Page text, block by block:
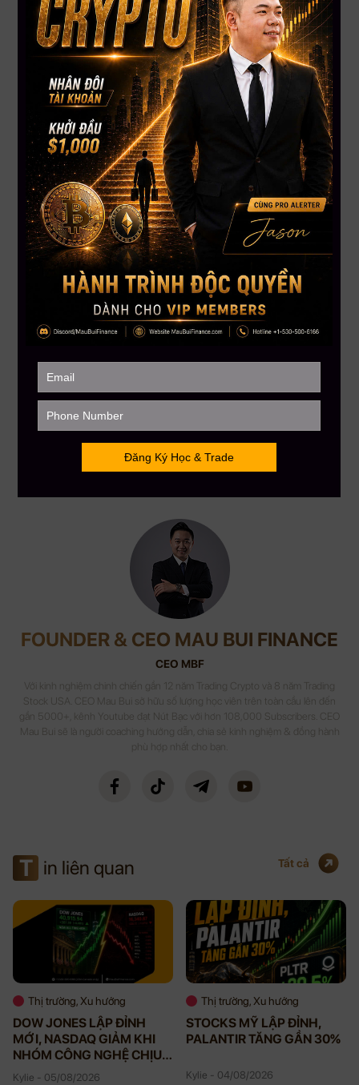
71% nguồn cung đang được nắm giữ bởi nhà đầu tư dài hạn,
yếu tố có thể giúp hạn chế áp lực bán.
5. Pháp ghi nhận nhiều sự cố an ninh liên quan đến
người nắm giữ crypto
Theo báo cáo, khoảng 70% các sự cố an ninh trực tiếp nhắm
vào người nắm giữ crypto xảy ra tại Pháp. Tính từ đầu năm
2026, nước này ghi nhận 41 vụ việc liên quan, làm dấy lên lo
ngại về rủi ro lộ dữ liệu cá nhân từ các nền tảng tập trung. Giới
chuyên gia khuyến nghị nhà đầu tư nên hạn chế công khai
việc sở hữu tài sản số, dùng giải pháp lưu ký an toàn và có
phương án bảo vệ tài sản trong tình huống khẩn cấp.
Kết luận:
Thị trường toàn cầu đang chịu tác động cùng lúc từ ba chủ đề
lớn: giá dầu hạ nhiệt, làn sóng AI tiếp tục kéo chứng khoán
châu Á đi lên, và crypto bước vào giai đoạn biến động mạnh.
Nhà đầu tư nên ưu tiên quản trị rủi ro, theo dõi sát các vùng hỗ
trợ quan trọng và không để cảm xúc chi phối quyết định tài
chính.
——————–
MAU BUI FINANCE – Với sứ mệnh giúp hàng triệu người Việt
toàn cầu hiểu biết hơn về đầu tư tài chánh
Hotline: +1-530-500-6166 (USA – Canada only)
MauBuiFinance.com
Tham gia Discord VIP Group:
FOUNDER & CEO MAU BUI FINANCE
CEO MBF
Với kinh nghiệm chinh chiến gần 12 năm Trading Crypto và 8 năm Trading
Stock USA. CEO Mau Bui sở hữu số lượng học viên trên toàn cầu lên đến
gần 5000+, kênh Youtube đạt Nút Bạc với hơn 108,000 Subscribers. CEO
Mau Bui sẽ là người coaching hướng dẫn, chia sẻ kinh nghiệm & đồng hành
phù hợp nhất cho bạn.
T in liên quan Tất cả
Thị trường, Xu hướng
DOW JONES LẬP ĐỈNH
MỚI, NASDAQ GIẢM KHI
NHÓM CÔNG NGHỆ CHỊU
ÁP LỰC
Kylie - 05/08/2026
Thị trường, Xu hướng
STOCKS MỸ LẬP ĐỈNH,
PALANTIR TĂNG GẦN 30%
Kylie - 04/08/2026